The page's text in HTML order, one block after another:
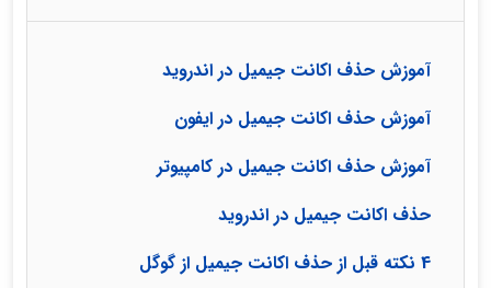
آموزش حذف اکانت جیمیل در اندروید
آموزش حذف اکانت جیمیل در ایفون
آموزش حذف اکانت جیمیل در کامپیوتر
حذف اکانت جیمیل در اندروید
4 نکته قبل از حذف اکانت جیمیل از گوگل